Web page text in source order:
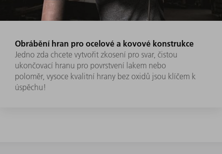
Obrábění hran pro ocelové a kovové konstrukce
Jedno zda chcete vytvořit zkosení pro svar, čistou
ukončovací hranu pro povrstvení lakem nebo
poloměr, vysoce kvalitní hrany bez oxidů jsou klíčem k
úspěchu!